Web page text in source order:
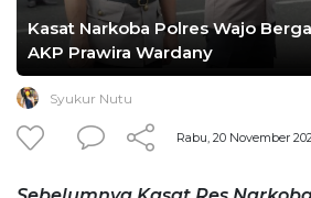
Kasat Narkoba Polres Wajo
AKP Prawira Wardany
Syukur Nutu
Rabu, 20 November